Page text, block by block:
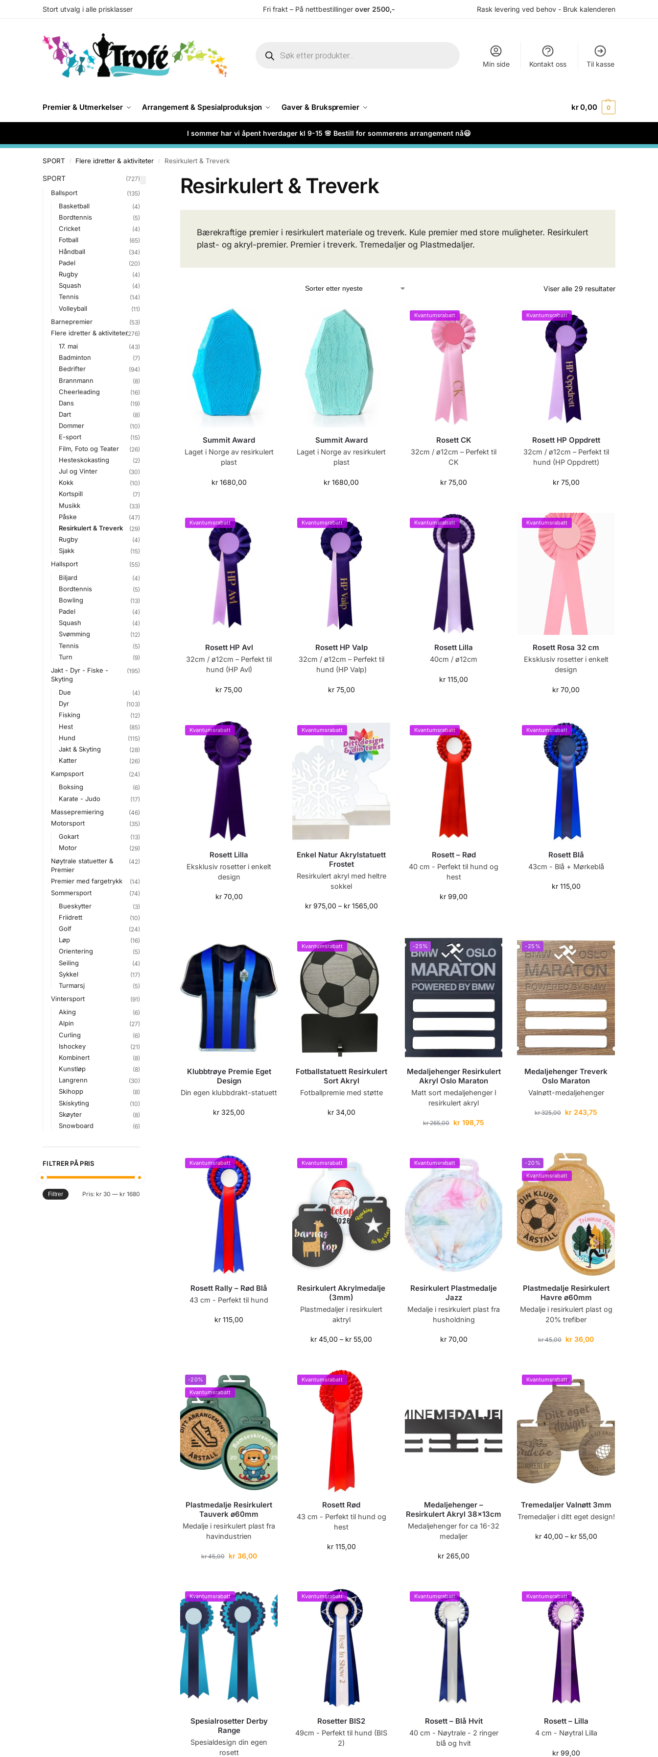
Stort utvalg i alle prisklasser Fri frakt – På nettbestillinger over 2500,- Rask levering ved behov - Bruk kalenderen
Min side Kontakt oss Til kasse
Premier & Utmerkelser Arrangement & Spesialproduksjon Gaver & Brukspremier kr0,00 0
I sommer har vi åpent hverdager kl 9-15 🌸 Bestill for sommerens arrangement nå😃
SPORT / Flere idretter & aktiviteter / Resirkulert & Treverk
Resirkulert & Treverk
Bærekraftige premier i resirkulert materiale og treverk. Kule premier med store muligheter. Resirkulert
plast- og akryl-premier. Premier i treverk. Tremedaljer og Plastmedaljer.
Viser alle 29 resultater
Summit Award
Laget i Norge av resirkulert
plast
kr1680,00
Summit Award
Laget i Norge av resirkulert
plast
kr 1680,00
Kvantumsrabatt
Rosett CK
32cm / ø12cm – Perfekt til
CK
kr 75,00
Kvantumsrabatt
Rosett HP Oppdrett
32cm / ø12cm – Perfekt til
hund (HP Oppdrett)
kr75,00
Kvantumsrabatt
Rosett HP Avl
32cm / ø12cm – Perfekt til
hund (HP Avl)
kr 75,00
Kvantumsrabatt
Rosett HP Valp
32cm / ø12cm – Perfekt til
hund (HP Valp)
kr75,00
Kvantumsrabatt
Rosett Lilla
40cm / ø12cm
kr 115,00
Kvantumsrabatt
Rosett Rosa 32 cm
Eksklusiv rosetter i enkelt
design
kr 70,00
Kvantumsrabatt
Rosett Lilla
Eksklusiv rosetter i enkelt
design
kr70,00
Kvantumsrabatt
Enkel Natur Akrylstatuett
Frostet
Resirkulert akryl med heltre
sokkel
kr975,00 – kr1565,00
Kvantumsrabatt
Rosett – Rød
40 cm - Perfekt til hund og
hest
kr 99,00
Kvantumsrabatt
Rosett Blå
43cm - Blå + Mørkeblå
kr115,00
Klubbtrøye Premie Eget
Design
Din egen klubbdrakt-statuett
kr 325,00
Kvantumsrabatt
Fotballstatuett Resirkulert
Sort Akryl
Fotballpremie med støtte
kr34,00
-25%
Medaljehenger Resirkulert
Akryl Oslo Maraton
Matt sort medaljehenger I
resirkulert akryl
kr265,00 kr 198,75
-25%
Medaljehenger Treverk
Oslo Maraton
Valnøtt-medaljehenger
kr325,00 kr 243,75
Kvantumsrabatt
Rosett Rally – Rød Blå
43 cm - Perfekt til hund
kr 115,00
Kvantumsrabatt
Resirkulert Akrylmedalje
(3mm)
Plastmedaljer i resirkulert
aktryl
kr 45,00 – kr 55,00
Kvantumsrabatt
Resirkulert Plastmedalje
Jazz
Medalje i resirkulert plast fra
husholdning
kr70,00
-20%
Kvantumsrabatt
Plastmedalje Resirkulert
Havre ø60mm
Medalje i resirkulert plast og
20% trefiber
kr45,00 kr 36,00
-20%
Kvantumsrabatt
Plastmedalje Resirkulert
Tauverk ø60mm
Medalje i resirkulert plast fra
havindustrien
kr45,00 kr36,00
Kvantumsrabatt
Rosett Rød
43 cm - Perfekt til hund og
hest
kr115,00
Medaljehenger –
Resirkulert Akryl 38x13cm
Medaljehenger for ca 16-32
medaljer
kr 265,00
Kvantumsrabatt
Tremedaljer Valnøtt 3mm
Tremedaljer i ditt eget design!
kr40,00 – kr55,00
Kvantumsrabatt
Spesialrosetter Derby
Range
Spesialdesign din egen
rosett
Kvantumsrabatt
Rosetter BIS2
49cm - Perfekt til hund (BIS
2)
Kvantumsrabatt
Rosett – Blå Hvit
40 cm - Nøytrale - 2 ringer
blå og hvit
Kvantumsrabatt
Rosett – Lilla
4 cm - Nøytral Lilla
kr99,00
SPORT (727)
Ballsport (135)
Basketball (4)
Bordtennis (5)
Cricket (4)
Fotball (65)
Håndball (34)
Padel (20)
Rugby (4)
Squash (4)
Tennis (14)
Volleyball (11)
Barnepremier (53)
Flere idretter & aktiviteter(276)
17. mai (43)
Badminton (7)
Bedrifter (94)
Brannmann (8)
Cheerleading (16)
Dans (19)
Dart (8)
Dommer (10)
E-sport (15)
Film, Foto og Teater (26)
Hesteskokasting (2)
Jul og Vinter (30)
Kokk (10)
Kortspill (7)
Musikk (33)
Påske (47)
Resirkulert & Treverk (29)
Rugby (4)
Sjakk (15)
Hallsport (55)
Biljard (4)
Bordtennis (5)
Bowling (13)
Padel (4)
Squash (4)
Svømming (12)
Tennis (5)
Turn (9)
Jakt - Dyr - Fiske -
Skyting
(195)
Due (4)
Dyr (103)
Fisking (12)
Hest (85)
Hund (115)
Jakt & Skyting (28)
Katter (26)
Kampsport (24)
Boksing (6)
Karate - Judo (17)
Massepremiering (46)
Motorsport (35)
Gokart (13)
Motor (29)
Nøytrale statuetter &
Premier
(42)
Premier med fargetrykk (14)
Sommersport (74)
Bueskytter (3)
Friidrett (10)
Golf (24)
Løp (16)
Orientering (5)
Seiling (4)
Sykkel (17)
Turmarsj (5)
Vintersport (91)
Aking (6)
Alpin (27)
Curling (6)
Ishockey (21)
Kombinert (8)
Kunstløp (8)
Langrenn (30)
Skihopp (8)
Skiskyting (10)
Skøyter (8)
Snowboard (6)
FILTRER PÅ PRIS
Filtrer Pris: kr 30 — kr 1680